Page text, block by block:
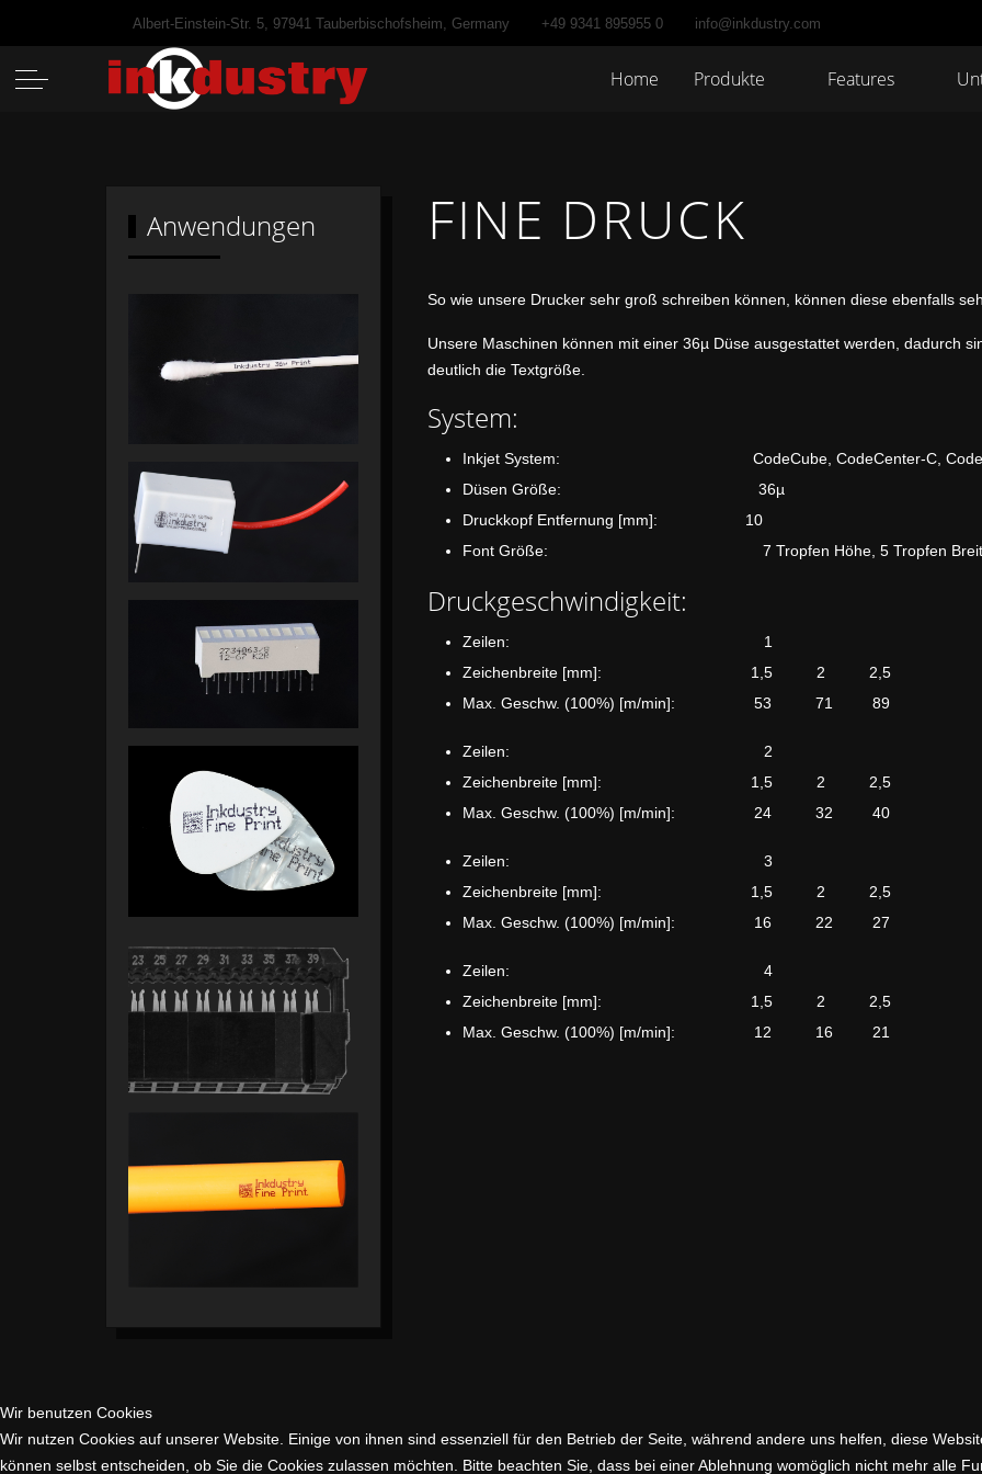
Albert-Einstein-Str. 5, 97941 Tauberbischofsheim, Germany +49 9341 895955 0 info@inkdustry.com
Off-Canvas Toggle Home Produkte Features
Anwendungen FINE DRUCK
So wie unsere Drucker sehr groß schreiben können, können diese ebenfalls
Unsere Maschinen können mit einer 36µ Düse ausgestattet werden, dadurch
deutlich die Textgröße.
System:
Inkjet System: CodeCube, CodeCenter-C,
Düsen Größe: 36µ
Druckkopf Entfernung [mm]: 10
Font Größe: 7 Tropfen Höhe, 5 Tropfen
Druckgeschwindigkeit:
Zeilen: 1
Zeichenbreite [mm]: 1,5 2 2,5
Max. Geschw. (100%) [m/min]: 53 71 89
Zeilen: 2
Zeichenbreite [mm]: 1,5 2 2,5
Max. Geschw. (100%) [m/min]: 24 32 40
Zeilen: 3
Zeichenbreite [mm]: 1,5 2 2,5
Max. Geschw. (100%) [m/min]: 16 22 27
Zeilen: 4
Zeichenbreite [mm]: 1,5 2 2,5
Max. Geschw. (100%) [m/min]: 12 16 21
Wir benutzen Cookies
Wir nutzen Cookies auf unserer Website. Einige von ihnen sind essenziell für den Betrieb der Seite, während andere uns helfen, diese
können selbst entscheiden, ob Sie die Cookies zulassen möchten. Bitte beachten Sie, dass bei einer Ablehnung womöglich nicht mehr alle